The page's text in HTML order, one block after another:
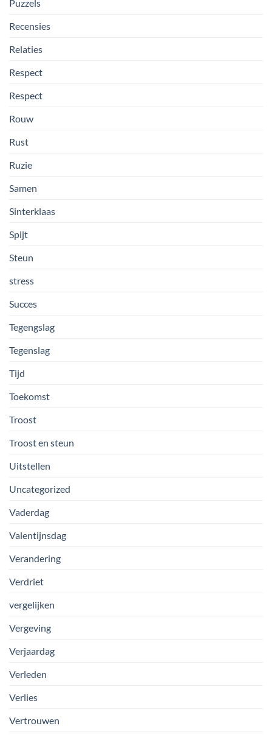
Puzzels
Recensies
Relaties
Respect
Respect
Rouw
Rust
Ruzie
Samen
Sinterklaas
Spijt
Steun
stress
Succes
Tegengslag
Tegenslag
Tijd
Toekomst
Troost
Troost en steun
Uitstellen
Uncategorized
Vaderdag
Valentijnsdag
Verandering
Verdriet
vergelijken
Vergeving
Verjaardag
Verleden
Verlies
Vertrouwen